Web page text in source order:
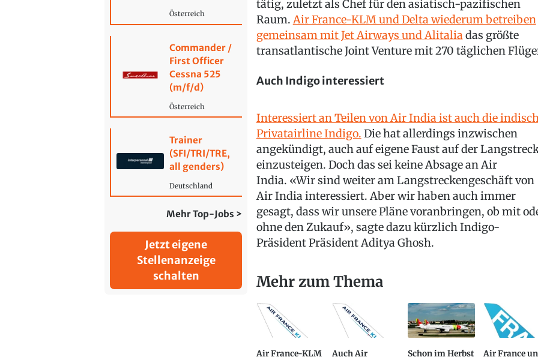
Österreich
Commander /
First Officer
Cessna 525
(m/f/d)
Österreich
Trainer
(SFI/TRI/TRE,
all genders)
Deutschland
Mehr Top-Jobs >
Jetzt eigene
Stellenanzeige
schalten
tätig, zuletzt als Chef für den asiatisch-pazifischen
Raum.Air France-KLM und Delta wiederum betreiben
gemeinsam mit Jet Airways und Alitaliadas größte
transatlantische Joint Venture mit 270 täglichen
Auch Indigo interessiert
Interessiert an Teilen von Air India ist auch die
Privatairline Indigo. Die hat allerdings inzwischen
angekündigt, auch auf eigene Faust auf der
einzusteigen. Doch das sei keine Absage an Air
India. «Wir sind weiter am Langstreckengeschäft von
Air India interessiert. Aber wir haben auch immer
gesagt, dass wir unsere Pläne voranbringen, ob mit
ohne den Zukauf», sagte dazu kürzlich Indigo-
Präsident Präsident Aditya Ghosh.
Mehr zum Thema
Air France-KLM
Auch Air
Schon im Herbst
Air France